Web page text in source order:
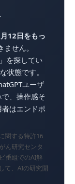
12日をもっ
せん。
を探してい
状態です。
ユーザ
、操作感そ
はエンドポ
関する特許16
ん研究センタ
番組でのAI解
て、AIの研究開